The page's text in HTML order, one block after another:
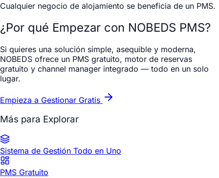
Cualquier negocio de alojamiento se beneficia de un PMS.
¿Por qué Empezar con NOBEDS PMS?
Si quieres una solución simple, asequible y moderna,
NOBEDS ofrece un PMS gratuito, motor de reservas
gratuito y channel manager integrado — todo en un solo
lugar.
Empieza a Gestionar Gratis
Más para Explorar
Sistema de Gestión Todo en Uno
PMS Gratuito